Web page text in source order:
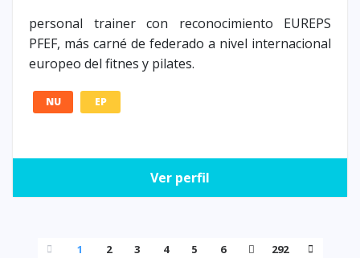
personal trainer con reconocimiento EUREPS
PFEF, más carné de federado a nivel internacional
europeo del fitnes y pilates.
NU EP
Ver perfil
1 2 3 4 5 6
292